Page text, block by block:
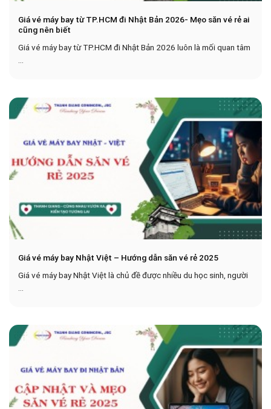
Giá vé máy bay từ TP.HCM đi Nhật Bản 2026- Mẹo săn vé rẻ ai
cũng nên biết
Giá vé máy bay từ TP.HCM đi Nhật Bản 2026 luôn là mối quan tâm
Giá vé máy bay Nhật Việt – Hướng dẫn săn vé rẻ 2025
Giá vé máy bay Nhật Việt là chủ đề được nhiều du học sinh, người